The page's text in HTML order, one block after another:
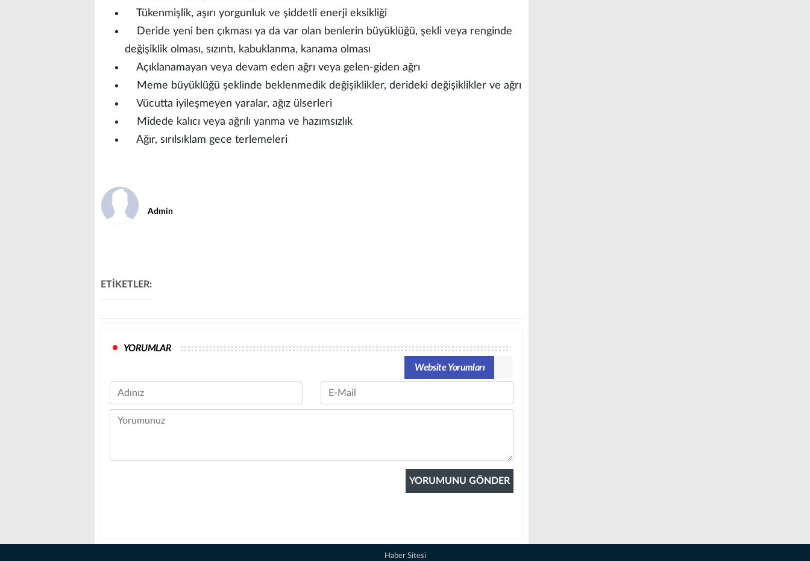
Tükenmişlik, aşırı yorgunluk ve şiddetli enerji eksikliği
Deride yeni ben çıkması ya da var olan benlerin büyüklüğü, şekli veya renginde
değişiklik olması, sızıntı, kabuklanma, kanama olması
Açıklanamayan veya devam eden ağrı veya gelen-giden ağrı
Meme büyüklüğü şeklinde beklenmedik değişiklikler, derideki değişiklikler ve ağrı
Vücutta iyileşmeyen yaralar, ağız ülserleri
Midede kalıcı veya ağrılı yanma ve hazımsızlık
Ağır, sırılsıklam gece terlemeleri
Admin
ETİKETLER:
YORUMLAR
Website Yorumları
Name Email
Comment
Haber Sitesi